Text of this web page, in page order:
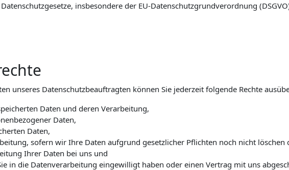
insbesondere der EU-Datenschutzgrundverordnung
unseres Datenschutzbeauftragten können Sie jederzeit folgende Rechte
Daten und deren Verarbeitung,
Daten,
Daten,
sofern wir Ihre Daten aufgrund gesetzlicher Pflichten noch nicht löschen
Ihrer Daten bei uns und
in die Datenverarbeitung eingewilligt haben oder einen Vertrag mit uns